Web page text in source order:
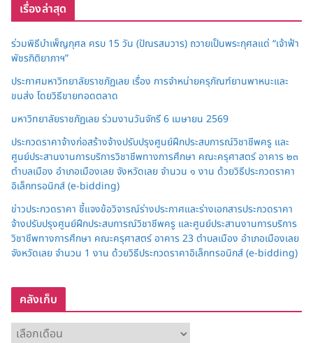
เรื่องล่าสุด
ร่วมพิธีบำเพ็ญกุศล ครบ 15 วัน (ปัณรสมวาร) ถวายเป็นพระกุศลแด่ “เจ้าฟ้า
พัชรกิติยาภาฯ”
ประกาศมหาวิทยาลัยราชภัฏเลย เรื่อง การจำหน่ายครุภัณฑ์ยานพาหนะและ
ขนส่ง โดยวิธีขายทอดตลาด
มหาวิทยาลัยราชภัฏเลย ร่วมงานวันจักรี 6 เมษายน 2569
ประกวดราคาจ้างก่อสร้างจ้างปรับปรุงศูนย์ฝึกประสบการณ์วิชาชีพครู และ
ศูนย์ประสานงานการบริการวิชาชีพทางการศึกษา คณะครุศาสตร์ อาคาร ๒๓
ตำบลเมือง อำเภอเมืองเลย จังหวัดเลย จำนวน ๑ งาน ด้วยวิธีประกวดราคา
อิเล็กทรอนิกส์ (e-bidding)
ข่าวประกวดราคา ชี้แจงข้อวิจารณ์ร่างประกาศและร่างเอกสารประกวดราคา
จ้างปรับปรุงศูนย์ฝึกประสบการณ์วิชาชีพครู และศูนย์ประสานงานการบริการ
วิชาชีพทางการศึกษา คณะครุศาสตร์ อาคาร 23 ตำบลเมือง อำเภอเมืองเลย
จังหวัดเลย จำนวน 1 งาน ด้วยวิธีประกวดราคาอิเล็กทรอนิกส์ (e-bidding)
คลังเก็บ